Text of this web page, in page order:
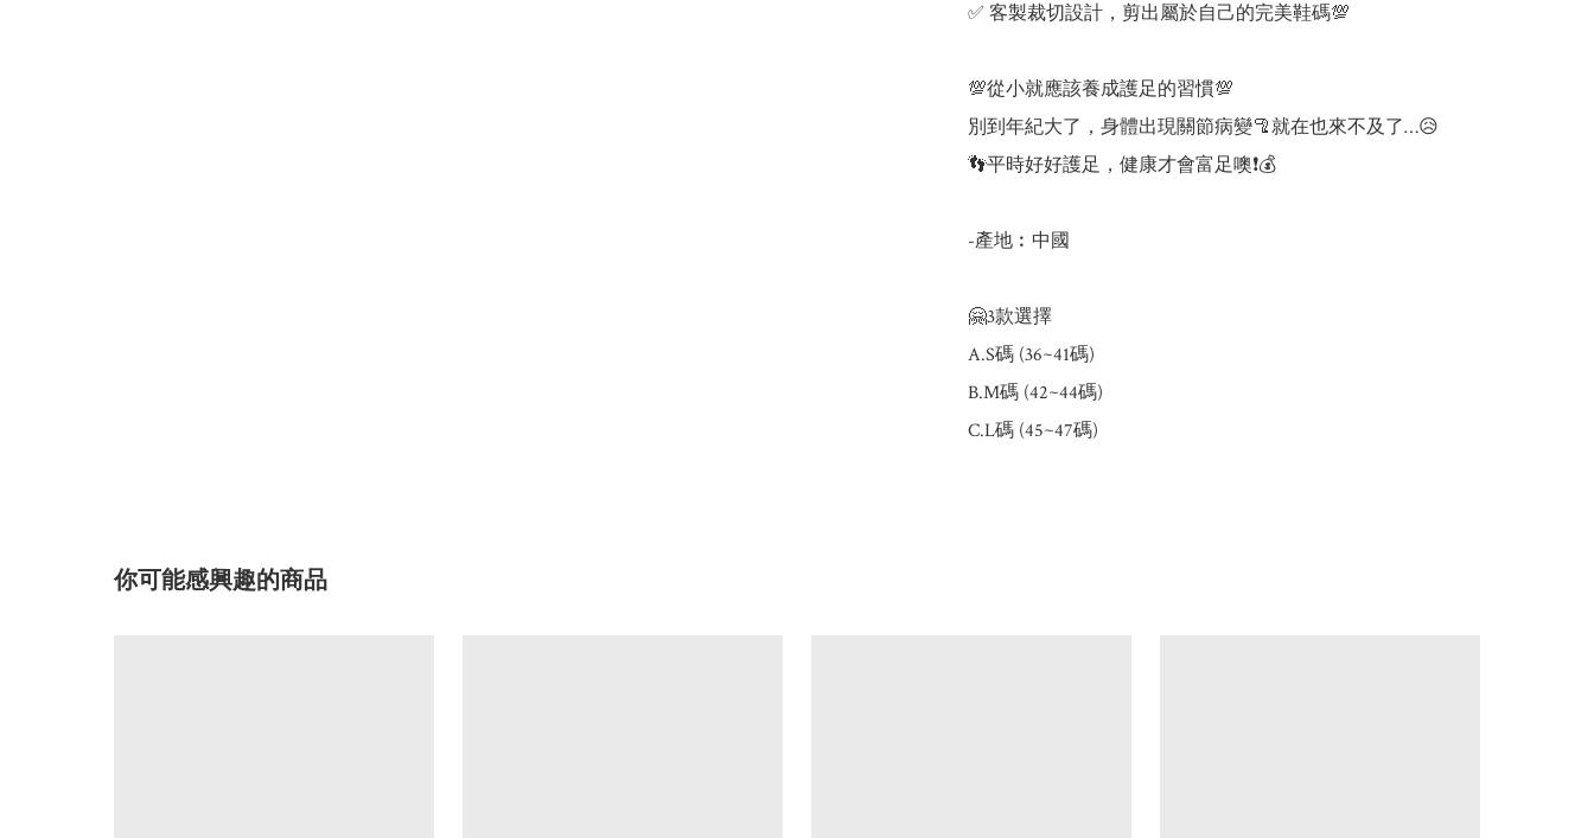
✅ 客製裁切設計，剪出屬於自己的完美鞋碼💯
💯從小就應該養成護足的習慣💯
別到年紀大了，身體出現關節病變🦿就在也來不及了…😥
👣平時好好護足，健康才會富足噢❗️💰
-產地︰中國
🤗3款選擇
A.S碼 (36~41碼)
B.M碼 (42~44碼)
C.L碼 (45~47碼)
你可能感興趣的商品